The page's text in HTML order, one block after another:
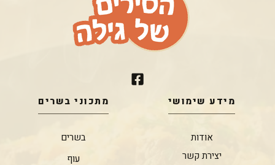
מידע שימושי
אודות
יצירת קשר
מתכוני בשרים
בשרים
עוף